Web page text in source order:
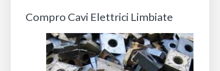
Compro Cavi Elettrici Limbiate